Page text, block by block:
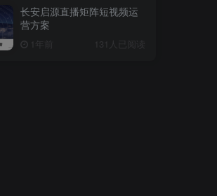
长安启源直播矩阵短视频运
营方案
1年前 131人已阅读